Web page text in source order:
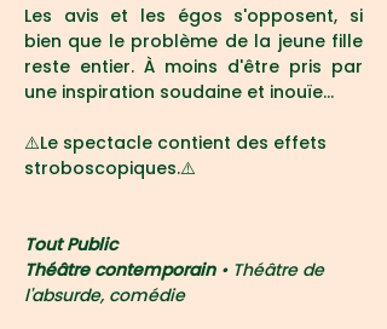
Les avis et les égos s'opposent, si
bien que le problème de la jeune fille
reste entier. À moins d'être pris par
une inspiration soudaine et inouïe...
⚠️Le spectacle contient des effets
stroboscopiques.⚠️
Tout Public
Théâtre contemporain • Théâtre de
l'absurde, comédie